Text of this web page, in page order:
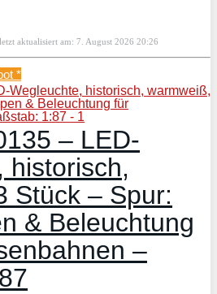
aktualisiert am: 7. August 2026 20:26
*
– LED-
historisch,
Stück – Spur:
& Beleuchtung
–